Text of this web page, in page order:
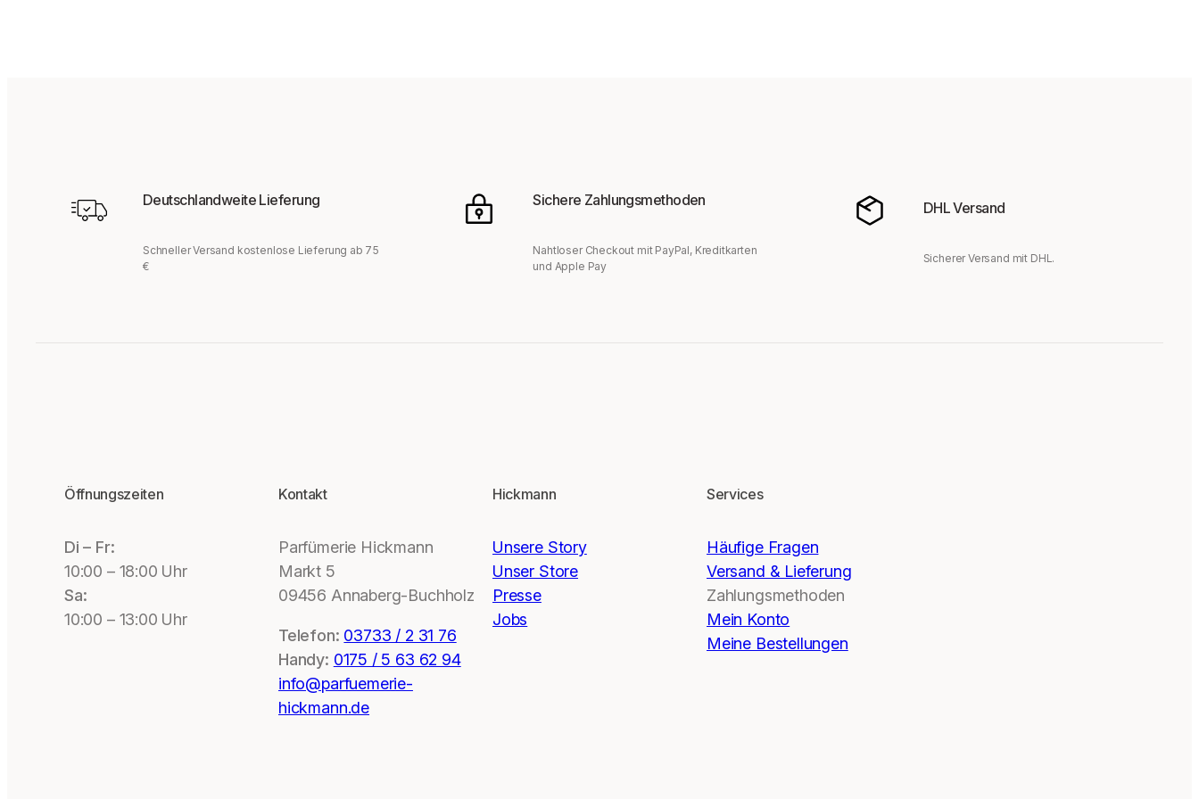
Deutschlandweite Lieferung
Schneller Versand kostenlose Lieferung ab 75
€
Sichere Zahlungsmethoden
Nahtloser Checkout mit PayPal, Kreditkarten
und Apple Pay
DHL Versand
Sicherer Versand mit DHL.
Öffnungszeiten
Di – Fr:
10:00 – 18:00 Uhr
Sa:
10:00 – 13:00 Uhr
Kontakt
Parfümerie Hickmann
Markt 5
09456 Annaberg-Buchholz
Telefon: 03733 / 2 31 76
Handy: 0175 / 5 63 62 94
info@parfuemerie-
hickmann.de
Hickmann
Unsere Story
Unser Store
Presse
Jobs
Services
Häufige Fragen
Versand & Lieferung
Zahlungsmethoden
Mein Konto
Meine Bestellungen